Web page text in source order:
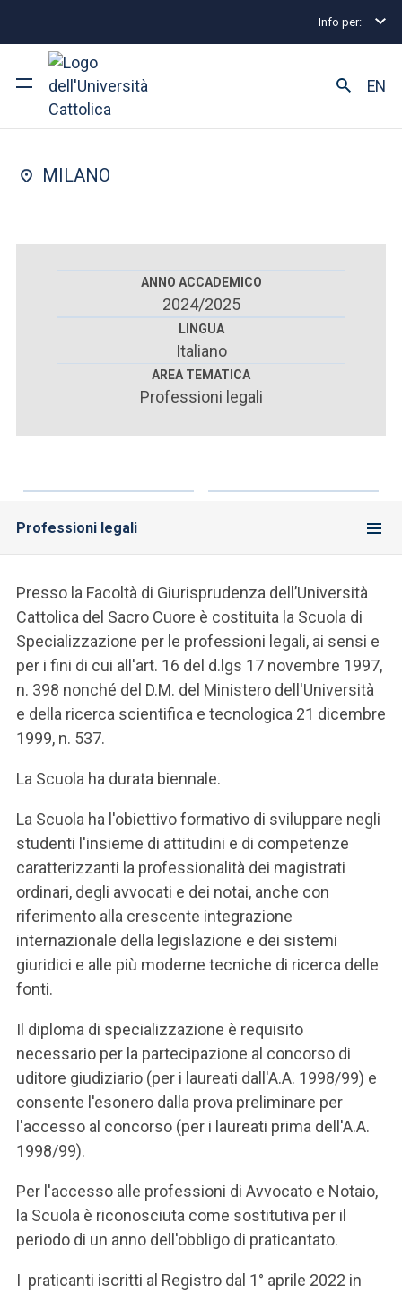
Info per:
Ricerca
Facoltà e campus
ACCEDI ALLA MAIL ICATT
ACCEDI A CLOUDMAIL
EN
Professioni
FACOLTÀ DI : GIURISPRUDENZA
Professioni legali
MILANO
ANNO ACCADEMICO
2024/2025
LINGUA
Italiano
AREA TEMATICA
Professioni legali
Professioni legali
Presso la Facoltà di Giurisprudenza dell’Università
Cattolica del Sacro Cuore è costituita la Scuola di
Specializzazione per le professioni legali, ai sensi e
per i fini di cui all'art. 16 del d.lgs 17 novembre 1997,
n. 398 nonché del D.M. del Ministero dell'Università
e della ricerca scientifica e tecnologica 21 dicembre
1999, n. 537.
La Scuola ha durata biennale.
La Scuola ha l'obiettivo formativo di sviluppare negli
studenti l'insieme di attitudini e di competenze
caratterizzanti la professionalità dei magistrati
ordinari, degli avvocati e dei notai, anche con
riferimento alla crescente integrazione
internazionale della legislazione e dei sistemi
giuridici e alle più moderne tecniche di ricerca delle
fonti.
Il diploma di specializzazione è requisito
necessario per la partecipazione al concorso di
uditore giudiziario (per i laureati dall'A.A. 1998/99) e
consente l'esonero dalla prova preliminare per
l'accesso al concorso (per i laureati prima dell'A.A.
1998/99).
Per l'accesso alle professioni di Avvocato e Notaio,
la Scuola è riconosciuta come sostitutiva per il
periodo di un anno dell'obbligo di praticantato.
I praticanti iscritti al Registro dal 1° aprile 2022 in